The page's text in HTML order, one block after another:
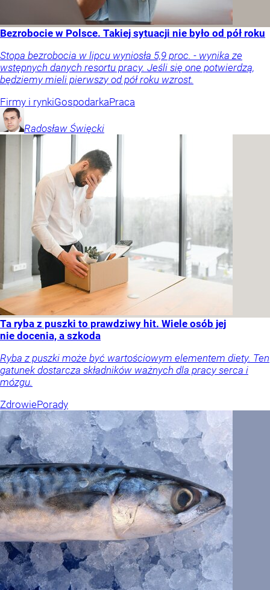
Bezrobocie w Polsce. Takiej sytuacji nie było od pół roku
Stopa bezrobocia w lipcu wyniosła 5,9 proc. - wynika ze
wstępnych danych resortu pracy. Jeśli się one potwierdzą,
będziemy mieli pierwszy od pół roku wzrost.
Firmy i rynkiGospodarkaPraca
Radosław Święcki
Ta ryba z puszki to prawdziwy hit. Wiele osób jej
nie docenia, a szkoda
Ryba z puszki może być wartościowym elementem diety. Ten
gatunek dostarcza składników ważnych dla pracy serca i
mózgu.
ZdrowiePorady